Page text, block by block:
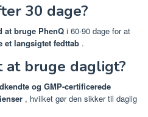
30 dage?
bruge PhenQ i 60-90 dage for at
et langsigtet fedttab .
at bruge dagligt?
og GMP-certificerede
, hvilket gør den sikker til daglig